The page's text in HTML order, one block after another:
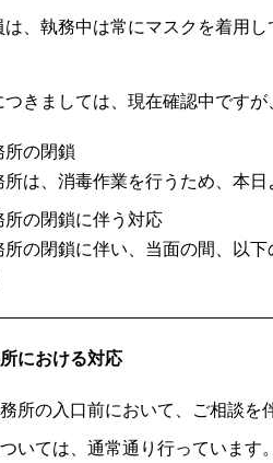
は、執務中は常にマスクを着用
つきましては、現在確認中です
所の閉鎖
は、消毒作業を行うため、本
所の閉鎖に伴う対応
所の閉鎖に伴い、当面の間、以
における対応
所の入口前において、ご相談を
いては、通常通り行っています。